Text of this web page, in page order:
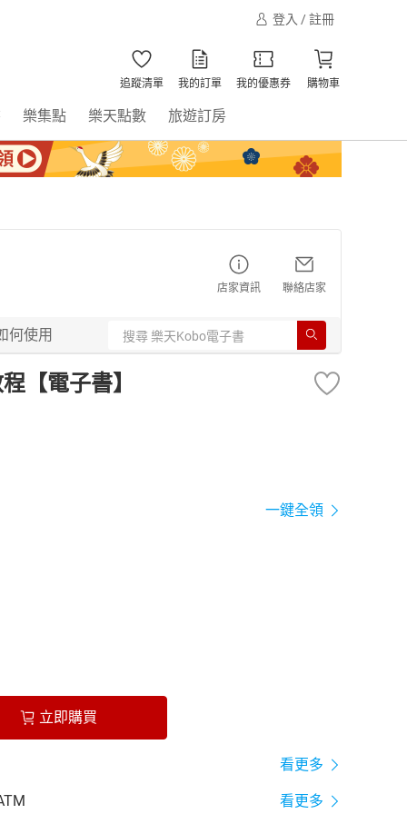
登入 / 註冊
追蹤清單 我的訂單 我的優惠券 購物車
樂集點 樂天點數 旅遊訂房
店家資訊 聯絡店家
何使用
【電子書】
一鍵全領
立即購買
看更多
看更多